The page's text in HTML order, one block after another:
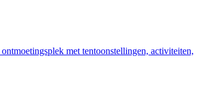
met tentoonstellingen, activiteiten,